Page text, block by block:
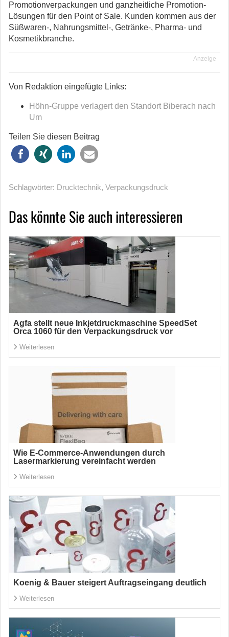
Promotionverpackungen und ganzheitliche Promotion-
Lösungen für den Point of Sale. Kunden kommen aus der
Süßwaren-, Nahrungsmittel-, Getränke-, Pharma- und
Kosmetikbranche.
Anzeige
Von Redaktion eingefügte Links:
Höhn-Gruppe verlagert den Standort Biberach nach
Um
Teilen Sie diesen Beitrag
Schlagwörter: Drucktechnik, Verpackungsdruck
Das könnte Sie auch interessieren
Agfa stellt neue Inkjetdruckmaschine SpeedSet
Orca 1060 für den Verpackungsdruck vor
Weiterlesen
Wie E-Commerce-Anwendungen durch
Lasermarkierung vereinfacht werden
Weiterlesen
Koenig & Bauer steigert Auftragseingang deutlich
Weiterlesen